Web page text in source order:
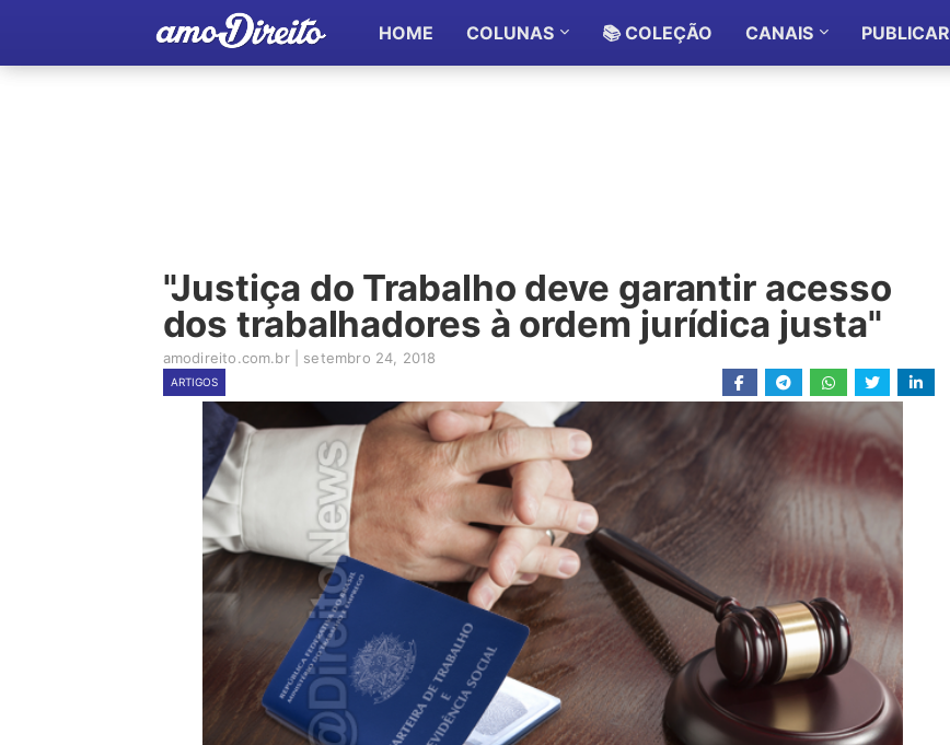
HOME COLUNAS 📚 COLEÇÃO CANAIS PUBLICAR
"Justiça do Trabalho deve garantir acesso
dos trabalhadores à ordem jurídica justa"
amodireito.com.br setembro 24, 2018
ARTIGOS